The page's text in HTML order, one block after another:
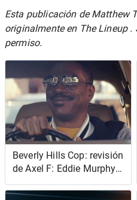
Esta publicación de Matthew
originalmente en The Lineup.
permiso.
Beverly Hills Cop: revisión
de Axel F: Eddie Murphy
se lo toma con calma en
el sencillo retroceso de